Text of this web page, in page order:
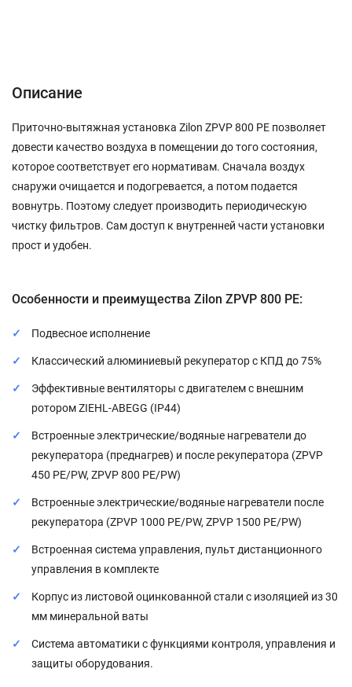
Описание
Приточно-вытяжная установка Zilon ZPVP 800 PE позволяет
довести качество воздуха в помещении до того состояния,
которое соответствует его нормативам. Сначала воздух
снаружи очищается и подогревается, а потом подается
вовнутрь. Поэтому следует производить периодическую
чистку фильтров. Сам доступ к внутренней части установки
прост и удобен.
Особенности и преимущества Zilon ZPVP 800 PE:
Подвесное исполнение
Классический алюминиевый рекуператор с КПД до 75%
Эффективные вентиляторы с двигателем с внешним
ротором ZIEHL-ABEGG (IP44)
Встроенные электрические/водяные нагреватели до
рекуператора (преднагрев) и после рекуператора (ZPVP
450 PE/PW, ZPVP 800 PE/PW)
Встроенные электрические/водяные нагреватели после
рекуператора (ZPVP 1000 PE/PW, ZPVP 1500 PE/PW)
Встроенная система управления, пульт дистанционного
управления в комплекте
Корпус из листовой оцинкованной стали с изоляцией из 30
мм минеральной ваты
Система автоматики с функциями контроля, управления и
защиты оборудования.